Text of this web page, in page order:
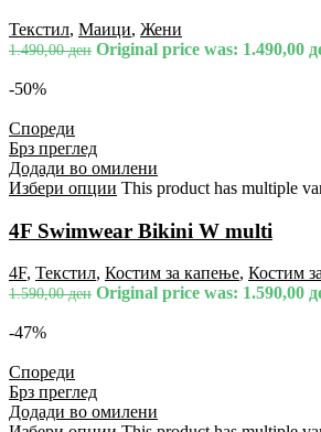
Текстил, Маици, Жени
1.490,00ден Original price was: 1.490,00
-50%
Спореди
Брз преглед
Додади во омилени
Избери опции This product has multiple
4F Swimwear Bikini W multi
4F, Текстил, Костим за капење, Костим
1.590,00ден Original price was: 1.590,00
-47%
Спореди
Брз преглед
Додади во омилени